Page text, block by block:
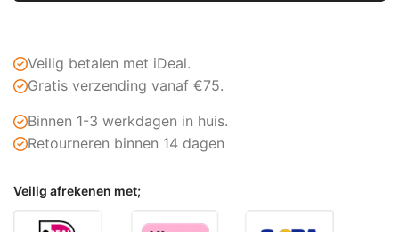
Veilig betalen met iDeal.
Gratis verzending vanaf €75.
Binnen 1-3 werkdagen in huis.
Retourneren binnen 14 dagen
Veilig afrekenen met;